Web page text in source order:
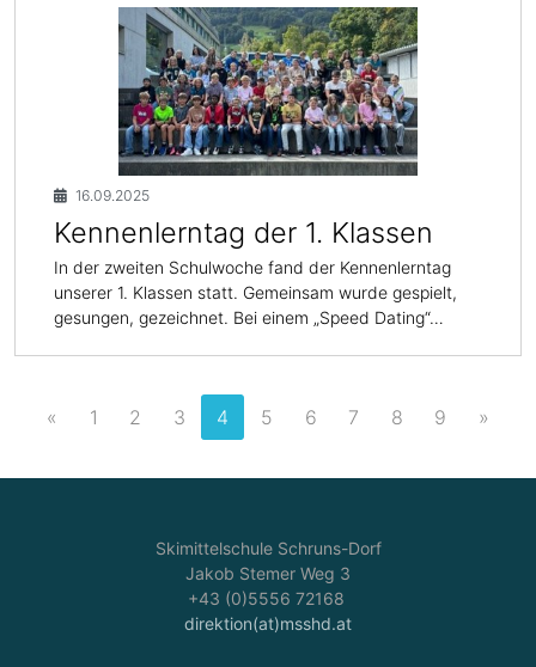
16.09.2025
Kennenlerntag der 1. Klassen
In der zweiten Schulwoche fand der Kennenlerntag
unserer 1. Klassen statt. Gemeinsam wurde gespielt,
gesungen, gezeichnet. Bei einem „Speed Dating“…
« 1 2 3 4 5 6 7 8 9 »
Skimittelschule Schruns-Dorf
Jakob Stemer Weg 3
+43 (0)5556 72168
direktion(at)msshd.at